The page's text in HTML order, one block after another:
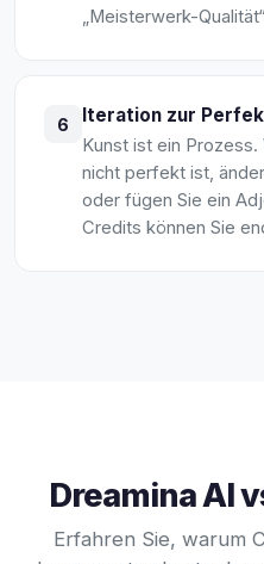
„Meisterwerk-
6 Iteration zur
Kunst ist ein
nicht perfekt ist,
oder fügen Sie ein
Credits können Sie
Dreamina AI
Erfahren Sie, warum